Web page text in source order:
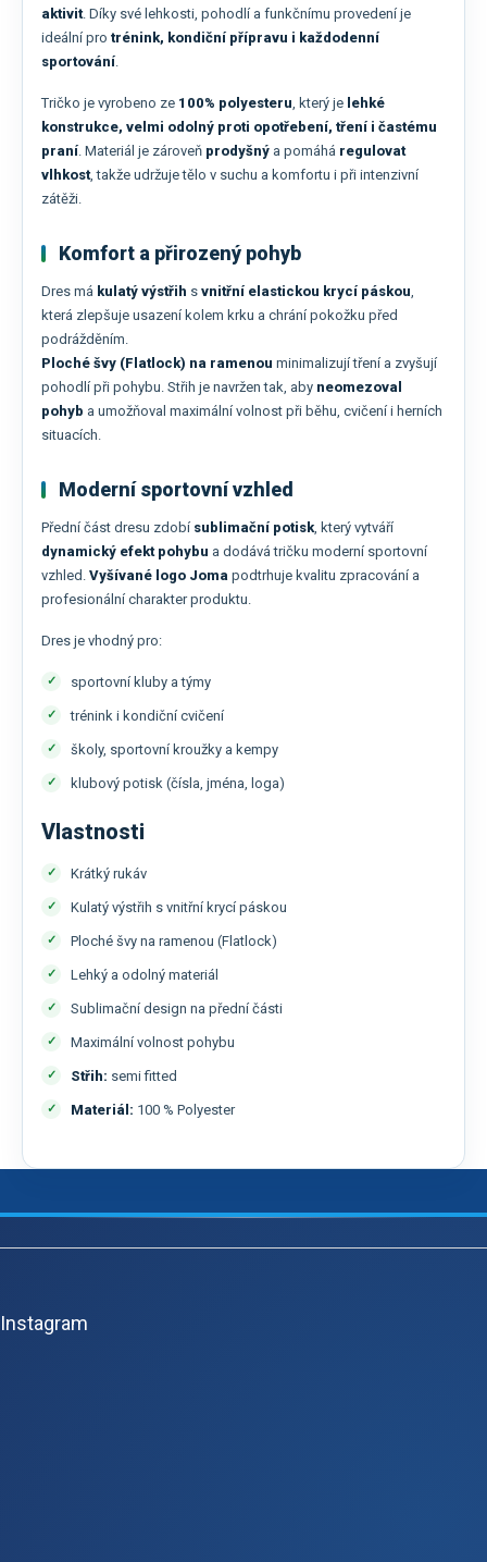
aktivit. Díky své lehkosti, pohodlí a funkčnímu provedení je
ideální pro trénink, kondiční přípravu i každodenní
sportování.
Tričko je vyrobeno ze 100% polyesteru, který je lehké
konstrukce, velmi odolný proti opotřebení, tření i častému
praní. Materiál je zároveň prodyšný a pomáhá regulovat
vlhkost, takže udržuje tělo v suchu a komfortu i při intenzivní
zátěži.
Komfort a přirozený pohyb
Dres má kulatý výstřih s vnitřní elastickou krycí páskou,
která zlepšuje usazení kolem krku a chrání pokožku před
podrážděním.
Ploché švy (Flatlock) na ramenou minimalizují tření a zvyšují
pohodlí při pohybu. Střih je navržen tak, aby neomezoval
pohyb a umožňoval maximální volnost při běhu, cvičení i herních
situacích.
Moderní sportovní vzhled
Přední část dresu zdobí sublimační potisk, který vytváří
dynamický efekt pohybu a dodává tričku moderní sportovní
vzhled. Vyšívané logo Joma podtrhuje kvalitu zpracování a
profesionální charakter produktu.
Dres je vhodný pro:
sportovní kluby a týmy
trénink i kondiční cvičení
školy, sportovní kroužky a kempy
klubový potisk (čísla, jména, loga)
Vlastnosti
Krátký rukáv
Kulatý výstřih s vnitřní krycí páskou
Ploché švy na ramenou (Flatlock)
Lehký a odolný materiál
Sublimační design na přední části
Maximální volnost pohybu
Střih: semi fitted
Materiál: 100 % Polyester
Z
Instagram